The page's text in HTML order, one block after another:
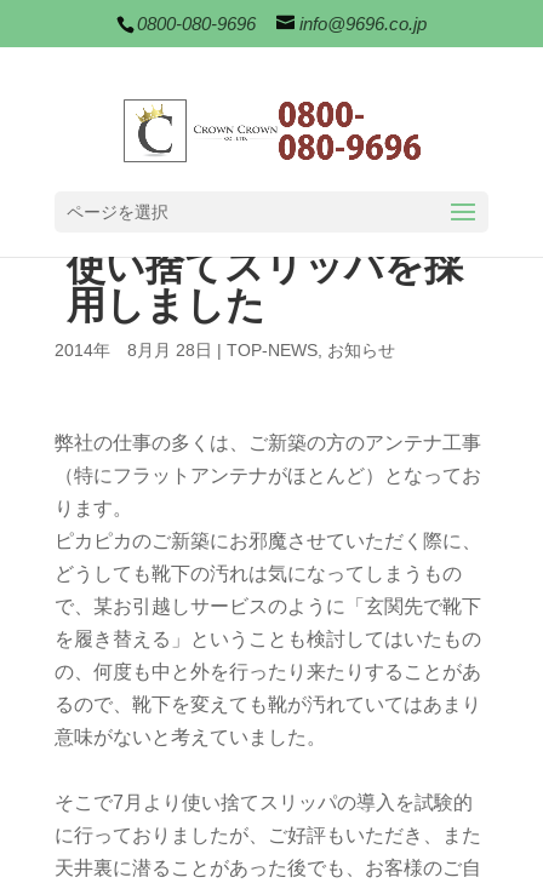
0800-080-9696 info@9696.co.jp
ページを選択
使い捨てスリッパを採
用しました
2014年 8月月 28日 | TOP-NEWS, お知らせ
弊社の仕事の多くは、ご新築の方のアンテナ工事
（特にフラットアンテナがほとんど）となってお
ります。
ピカピカのご新築にお邪魔させていただく際に、
どうしても靴下の汚れは気になってしまうもの
で、某お引越しサービスのように「玄関先で靴下
を履き替える」ということも検討してはいたもの
の、何度も中と外を行ったり来たりすることがあ
るので、靴下を変えても靴が汚れていてはあまり
意味がないと考えていました。
そこで7月より使い捨てスリッパの導入を試験的
に行っておりましたが、ご好評もいただき、また
天井裏に潜ることがあった後でも、お客様のご自